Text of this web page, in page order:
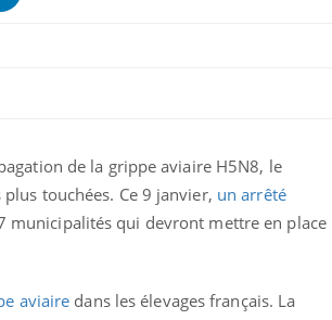
de la grippe aviaire H5N8, le
touchées. Ce 9 janvier, un arrêté
municipalités qui devront mettre en place
aviaire dans les élevages français. La